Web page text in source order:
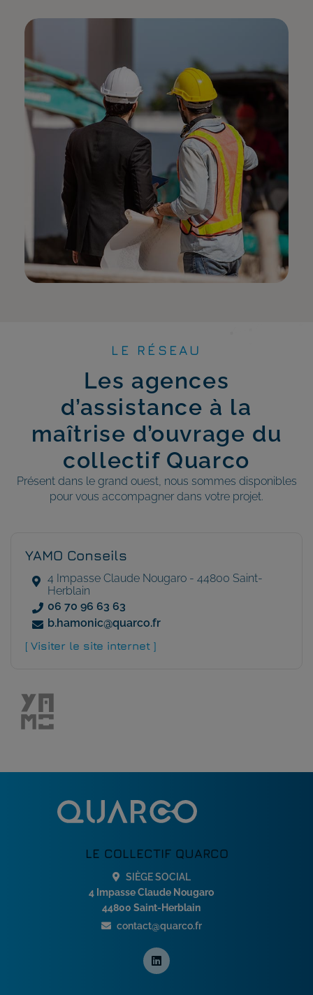
LE RÉSEAU
Les agences
d’assistance à la
maîtrise d’ouvrage du
collectif Quarco
Présent dans le grand ouest, nous sommes disponibles
pour vous accompagner dans votre projet.
YAMO Conseils
4 Impasse Claude Nougaro - 44800 Saint-
Herblain
06 70 96 63 63
b.hamonic@quarco.fr
[ Visiter le site internet ]
LE COLLECTIF QUARCO
SIÈGE SOCIAL
4 Impasse Claude Nougaro
44800 Saint-Herblain
contact@quarco.fr